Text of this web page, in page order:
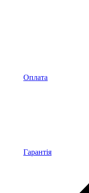
Оплата
Гарантія